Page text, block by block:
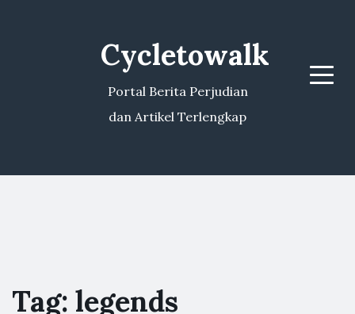
Cycletowalk
Portal Berita Perjudian
dan Artikel Terlengkap
Menu
Tag: legends